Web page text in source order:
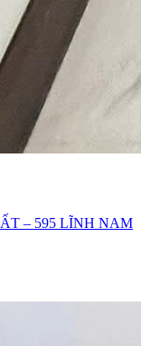
– 595 LĨNH NAM